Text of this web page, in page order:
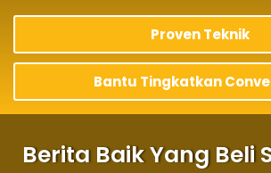
Proven Teknik
Bantu Tingkatkan
Berita Baik Yang Beli